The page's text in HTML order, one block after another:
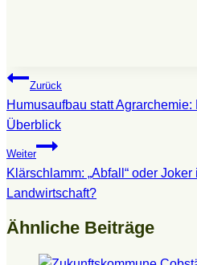
Beitragsnavigation
Zurück
Humusaufbau statt
Überblick
Weiter
Klärschlamm: „Abfall“ oder
Landwirtschaft?
Ähnliche Beiträge